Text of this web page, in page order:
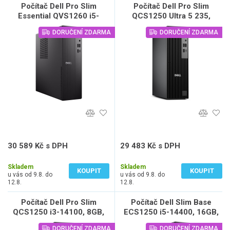
Počítač Dell Pro Slim
Essential QVS1260 i5-
14400, 16GB, 1TB SSD,
W11 Pro, 3Y NBD
DORUČENÍ ZDARMA
30 589 Kč s DPH
Skladem
u vás od 9.8. do
12.8.
KOUPIT
Počítač Dell Pro Slim
QCS1250 Ultra 5 235,
16GB, 512GB SSD, W11
Pro, 3Y NBD
DORUČENÍ ZDARMA
29 483 Kč s DPH
Skladem
u vás od 9.8. do
12.8.
KOUPIT
Počítač Dell Pro Slim
QCS1250 i3-14100, 8GB,
512GB SSD, W11 Pro, 3Y
DORUČENÍ ZDARMA
Počítač Dell Slim Base
ECS1250 i5-14400, 16GB,
512GB SSD, Wifi, W11 Pro,
DORUČENÍ ZDARMA